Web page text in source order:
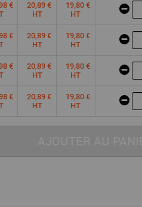
€
20,89 €
HT
19,80 €
HT
€
20,89 €
HT
19,80 €
HT
€
20,89 €
HT
19,80 €
HT
€
20,89 €
HT
19,80 €
HT